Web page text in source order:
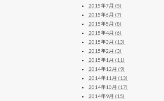
2015年7月 (5)
2015年6月 (7)
2015年5月 (8)
2015年4月 (6)
2015年3月 (13)
2015年2月 (3)
2015年1月 (11)
2014年12月 (9)
2014年11月 (13)
2014年10月 (17)
2014年9月 (15)